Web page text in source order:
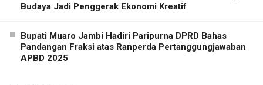
Budaya Jadi Penggerak Ekonomi Kreatif
Bupati Muaro Jambi Hadiri Paripurna DPRD Bahas
Pandangan Fraksi atas Ranperda Pertanggungjawaban
APBD 2025